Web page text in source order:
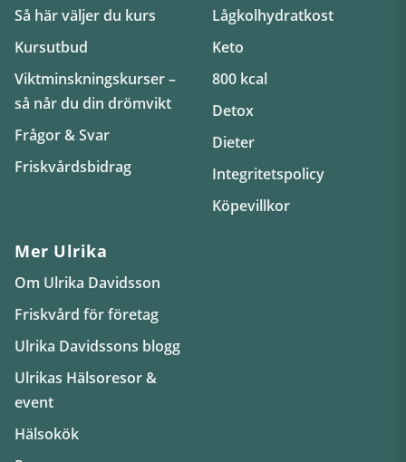
Så här väljer du kurs
Kursutbud
Viktminskningskurser –
så når du din drömvikt
Frågor & Svar
Friskvårdsbidrag
Lågkolhydratkost
Keto
800 kcal
Detox
Dieter
Integritetspolicy
Köpevillkor
Mer Ulrika
Om Ulrika Davidsson
Friskvård för företag
Ulrika Davidssons blogg
Ulrikas Hälsoresor &
event
Hälsokök